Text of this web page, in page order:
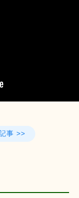
事 >>